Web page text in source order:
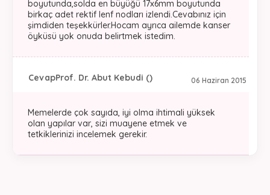
boyutunda,solda en büyüğü 17x6mm boyutunda
birkaç adet rektif lenf nodları izlendi.Cevabınız için
şimdiden teşekkürler.Hocam ayrıca ailemde kanser
öyküsü yok onuda belirtmek istedim.
06 Haziran 2015
CevapProf. Dr. Abut Kebudi ()
Memelerde çok sayıda, iyi olma ihtimali yüksek
olan yapılar var, sizi muayene etmek ve
tetkiklerinizi incelemek gerekir.